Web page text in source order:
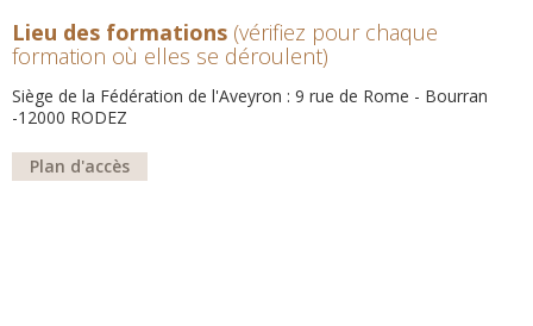
Lieu des formations (vérifiez pour chaque
formation où elles se déroulent)
Siège de la Fédération de l'Aveyron : 9 rue de Rome - Bourran
-12000 RODEZ
Plan d'accès